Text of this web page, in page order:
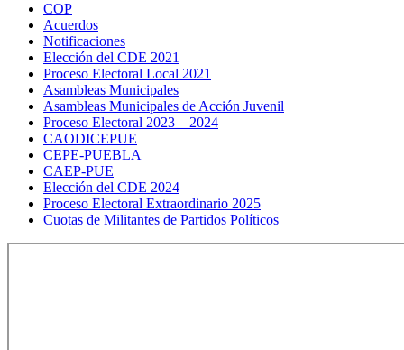
COP
Acuerdos
Notificaciones
Elección del CDE 2021
Proceso Electoral Local 2021
Asambleas Municipales
Asambleas Municipales de Acción Juvenil
Proceso Electoral 2023 – 2024
CAODICEPUE
CEPE-PUEBLA
CAEP-PUE
Elección del CDE 2024
Proceso Electoral Extraordinario 2025
Cuotas de Militantes de Partidos Políticos